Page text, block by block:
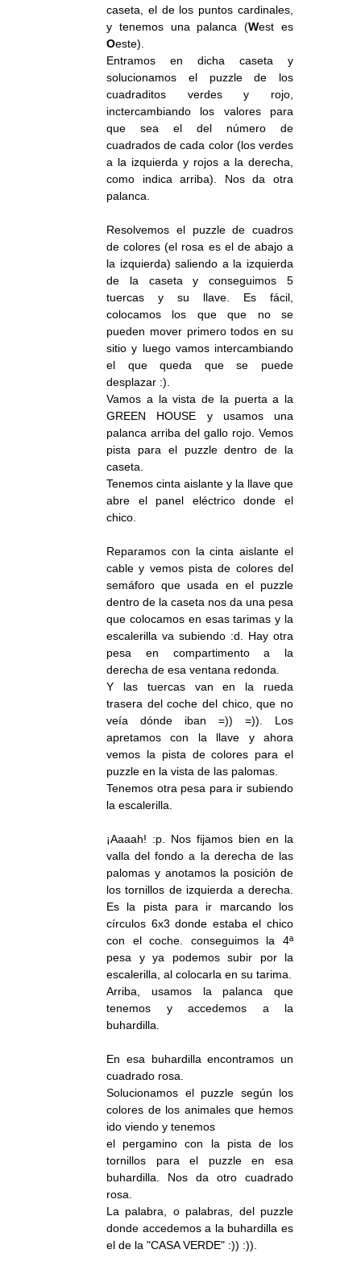
caseta, el de los puntos cardinales,
y tenemos una palanca (West es
Oeste).
Entramos en dicha caseta y
solucionamos el puzzle de los
cuadraditos verdes y rojo,
inctercambiando los valores para
que sea el del número de
cuadrados de cada color (los verdes
a la izquierda y rojos a la derecha,
como indica arriba). Nos da otra
palanca.
Resolvemos el puzzle de cuadros
de colores (el rosa es el de abajo a
la izquierda) saliendo a la izquierda
de la caseta y conseguimos 5
tuercas y su llave. Es fácil,
colocamos los que que no se
pueden mover primero todos en su
sitio y luego vamos intercambiando
el que queda que se puede
desplazar :).
Vamos a la vista de la puerta a la
GREEN HOUSE y usamos una
palanca arriba del gallo rojo. Vemos
pista para el puzzle dentro de la
caseta.
Tenemos cinta aislante y la llave que
abre el panel eléctrico donde el
chico.
Reparamos con la cinta aislante el
cable y vemos pista de colores del
semáforo que usada en el puzzle
dentro de la caseta nos da una pesa
que colocamos en esas tarimas y la
escalerilla va subiendo :d. Hay otra
pesa en compartimento a la
derecha de esa ventana redonda.
Y las tuercas van en la rueda
trasera del coche del chico, que no
veía dónde iban =)) =)). Los
apretamos con la llave y ahora
vemos la pista de colores para el
puzzle en la vista de las palomas.
Tenemos otra pesa para ir subiendo
la escalerilla.
¡Aaaah! :p. Nos fijamos bien en la
valla del fondo a la derecha de las
palomas y anotamos la posición de
los tornillos de izquierda a derecha.
Es la pista para ir marcando los
círculos 6x3 donde estaba el chico
con el coche. conseguimos la 4ª
pesa y ya podemos subir por la
escalerilla, al colocarla en su tarima.
Arriba, usamos la palanca que
tenemos y accedemos a la
buhardilla.
En esa buhardilla encontramos un
cuadrado rosa.
Solucionamos el puzzle según los
colores de los animales que hemos
ido viendo y tenemos
el pergamino con la pista de los
tornillos para el puzzle en esa
buhardilla. Nos da otro cuadrado
rosa.
La palabra, o palabras, del puzzle
donde accedemos a la buhardilla es
el de la "CASA VERDE" :)) :)).